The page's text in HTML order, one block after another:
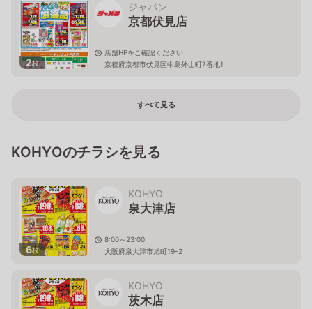
2枚
ジャパン
京都伏見店
店舗HPをご確認ください
京都府京都市伏見区中島外山町7番地1
すべて見る
KOHYOのチラシを見る
6枚
KOHYO
泉大津店
8:00～23:00
大阪府泉大津市旭町19-2
KOHYO
茨木店